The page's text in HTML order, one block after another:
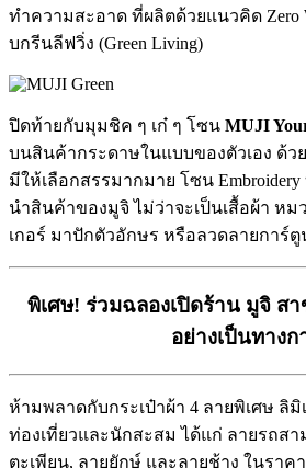
ทำความสะอาด ที่ผลิตด้วยแนวคิด Zero
บกรีนลีฟวิ่ง (Green Living)
ปิดท้ายกับมุมชิค ๆ เก๋ ๆ โซน MUJI
บนสินค้ากระดาษในแบบของตัวเอง ด้ว
มีให้เลือกสรรมากมาย โซน
นำสินค้าของมูจิ ไม่ว่าจะเป็นเสื้อผ้า หม
เกอร์ มาปักตัวอักษร หรือลวดลายการ์
พิเศษ! ร่วมฉลองเปิดร้าน มูจิ ส
อย่างเป็นทางก
ห้ามพลาดกับกระเป๋าผ้า 4 ลายพิเศษ ลิมิ
ท่องเที่ยวและนักสะสม ได้แก่ ลายรถส
ตะเพียน, ลายยักษ์ และลายช้าง ในราค